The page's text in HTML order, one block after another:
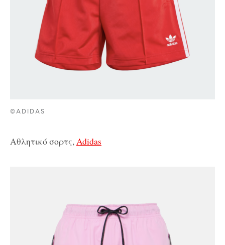
©ADIDAS
Αθλητικό σορτς, Adidas